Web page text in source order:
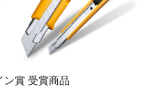
ン賞 受賞商品